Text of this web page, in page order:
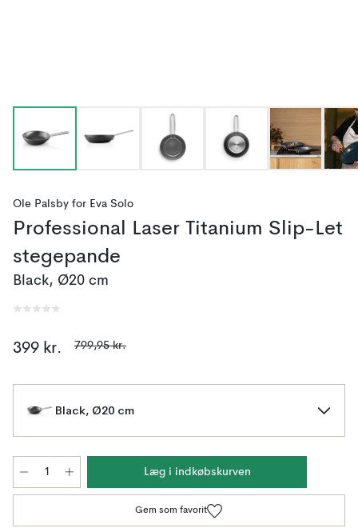
Ole Palsby for Eva Solo
Professional Laser Titanium Slip-Let
stegepande
Black, Ø20 cm
399 kr. 799,95 kr.
Black, Ø20 cm
Læg i indkøbskurven
Gem som favorit